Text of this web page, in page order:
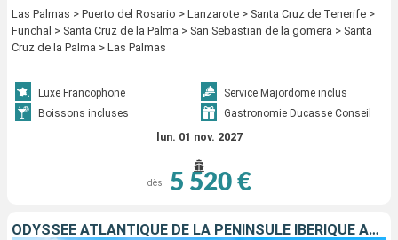
Las Palmas > Puerto del Rosario > Lanzarote > Santa Cruz de Tenerife >
Funchal > Santa Cruz de la Palma > San Sebastian de la gomera > Santa
Cruz de la Palma > Las Palmas
Luxe Francophone
Service Majordome inclus
Boissons incluses
Gastronomie Ducasse Conseil
lun. 01 nov. 2027
dès 5 520 €
ODYSSÉE ATLANTIQUE DE LA PÉNINSULE IBÉRIQUE AUX CANARIES